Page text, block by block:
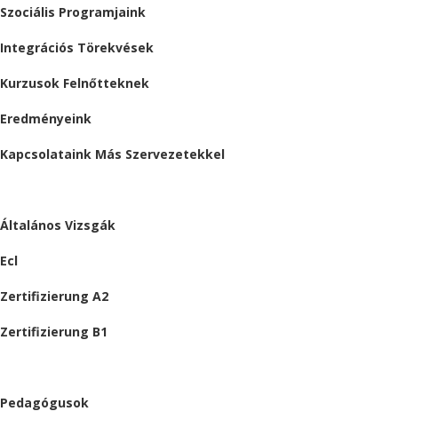
Szociális Programjaink
Integrációs Törekvések
Kurzusok Felnőtteknek
Eredményeink
Kapcsolataink Más Szervezetekkel
Általános Vizsgák
Ecl
Zertifizierung A2
Zertifizierung B1
Pedagógusok